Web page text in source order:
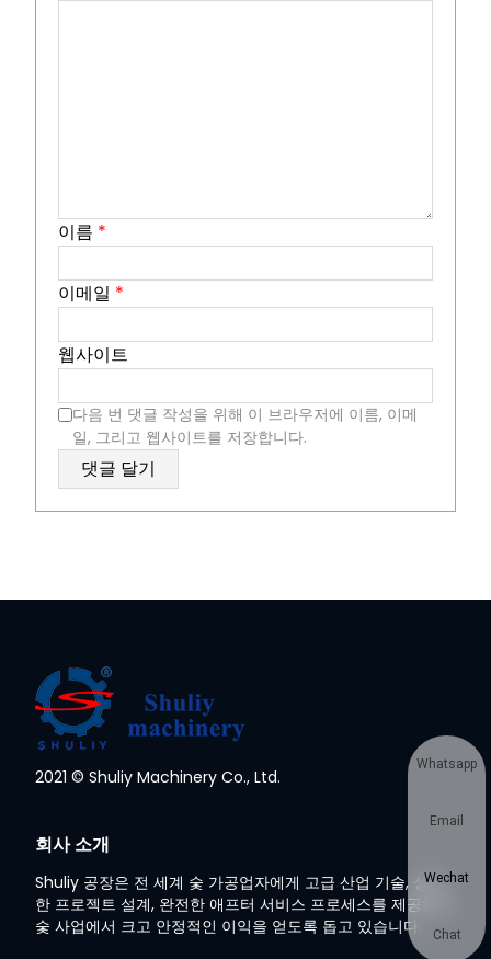
이름 *
이메일 *
웹사이트
다음 번 댓글 작성을 위해 이 브라우저에 이름, 이메
일, 그리고 웹사이트를 저장합니다.
2021 © Shuliy Machinery Co., Ltd.
회사 소개
Shuliy 공장은 전 세계 숯 가공업자에게 고급 산업 기술, 성숙
한 프로젝트 설계, 완전한 애프터 서비스 프로세스를 제공하여
숯 사업에서 크고 안정적인 이익을 얻도록 돕고 있습니다.
Whatsapp
Email
Wechat
Chat